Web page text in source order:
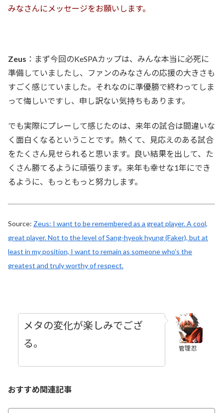
みなさんにメッセージをお願いします。
Zeus ：まず今回のKeSPAカップは、みんな本当に必死に
準備していましたし、ファンのみなさんの応援の大きさも
すごく感じていました。それなのに準優勝で終わってしま
って悔しいですし、申し訳ない気持ちもあります。
でも実際にプレーして感じたのは、来年の試合は間違いな
く面白くなるということです。熱くて、見応えのある試合
をたくさん見せられると思います。良い結果を出して、た
くさん勝てるように頑張ります。来年も幸せな1年にでき
るように、もっともっと努力します。
Source: Zeus: I want to be remembered as a great player. A cool,
great player. Not to the level of Sang-hyeok hyung (Faker), but at
least in my position, I want to remain as someone who’s the
greatest and truly worthy of respect.
管理忍
メタの変化が楽しみでござ
る。
おすすめ関連記事